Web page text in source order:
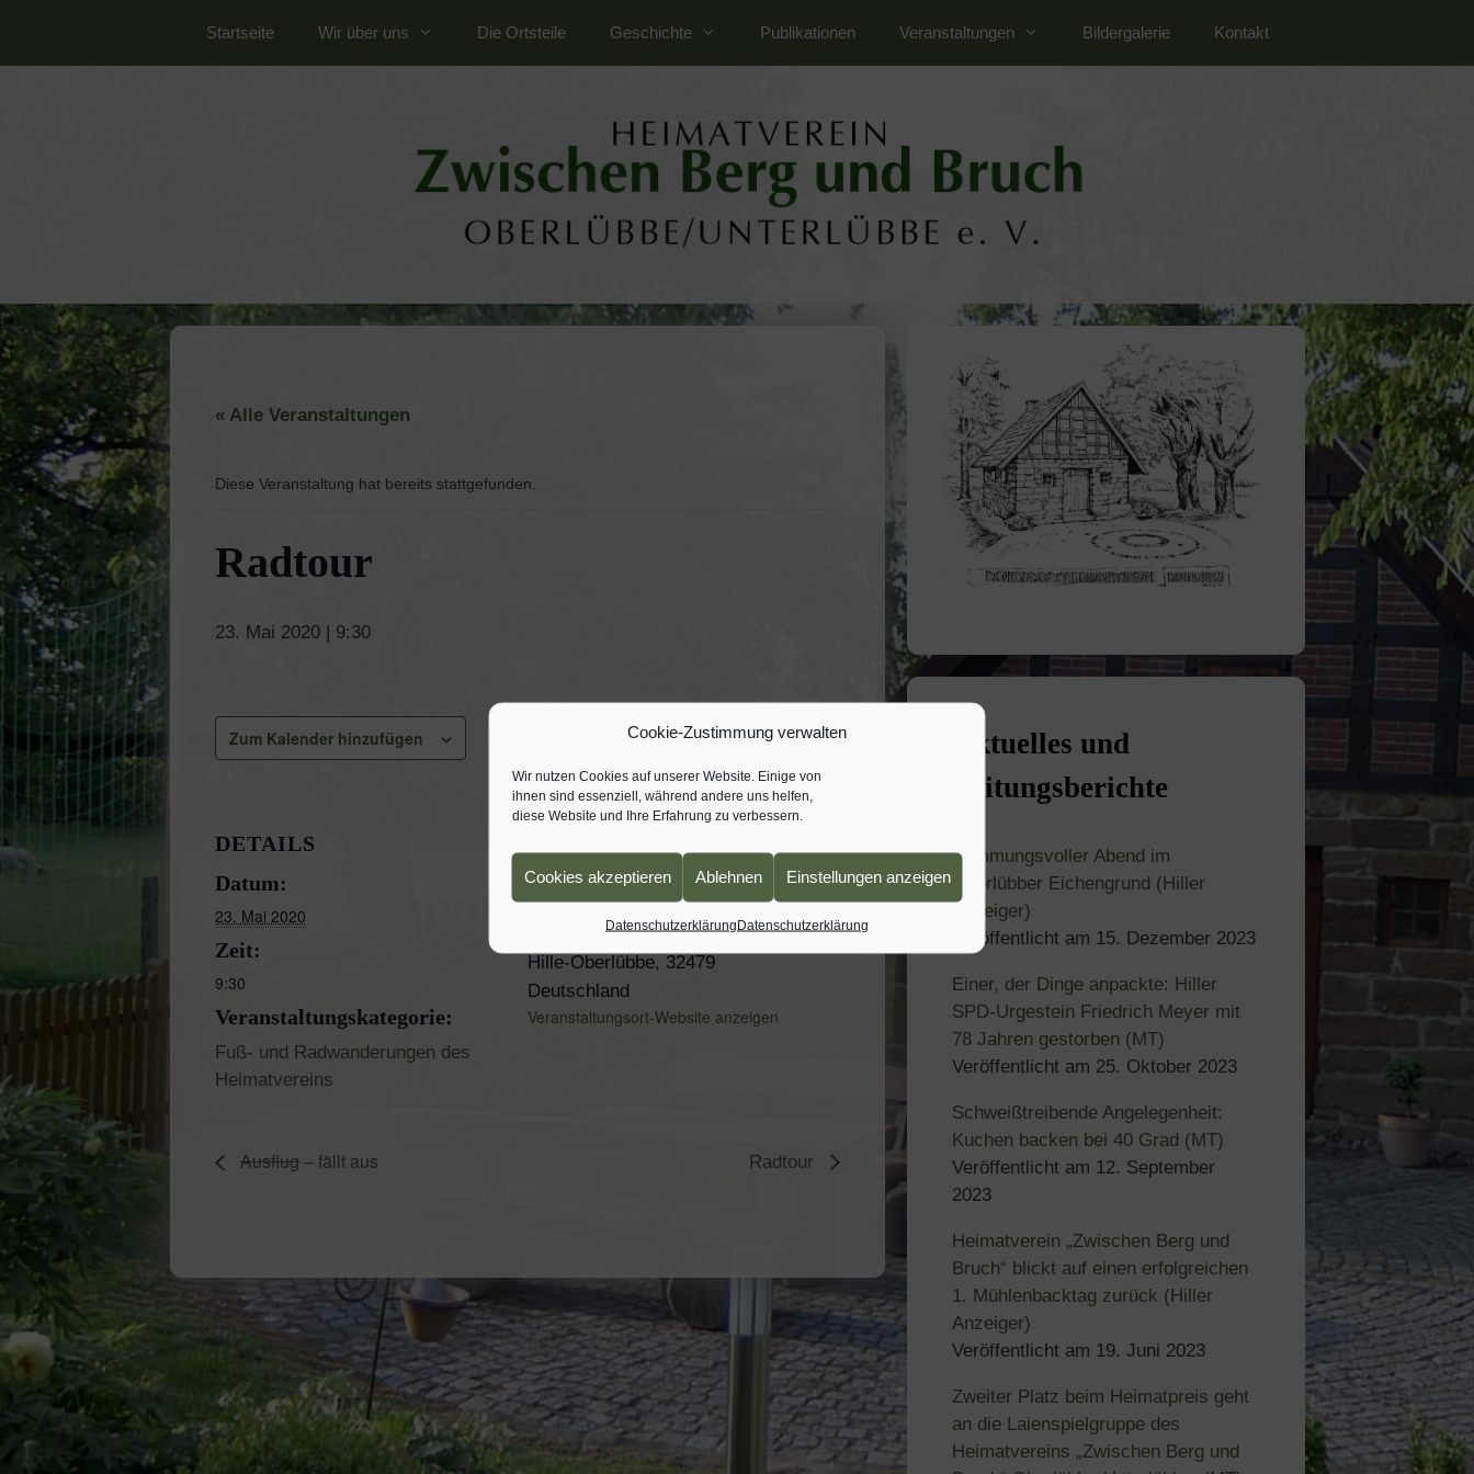
Cookie-Zustimmung verwalten
Wir nutzen Cookies auf unserer Website. Einige von
ihnen sind essenziell, während andere uns helfen,
diese Website und Ihre Erfahrung zu verbessern.
Cookies akzeptieren Ablehnen Einstellungen anzeigen
DatenschutzerklärungDatenschutzerklärung
Startseite Wir über uns Die Ortsteile Geschichte Publikationen Veranstaltungen Bildergalerie Kontakt
« Alle Veranstaltungen
Diese Veranstaltung hat bereits stattgefunden.
Radtour
23. Mai 2020 | 9:30
Zum Kalender hinzufügen
DETAILS
Datum:
23. Mai 2020
Zeit:
9:30
Veranstaltungskategorie:
Fuß- und Radwanderungen des
Heimatvereins
Gemeindehaus an der Kirche in
Oberlübbe
Korfskamp 4
Hille-Oberlübbe, 32479
Deutschland
Veranstaltungsort-Website anzeigen
Ausflug – fällt aus Radtour
Aktuelles und
Zeitungsberichte
Stimmungsvoller Abend im
Oberlübber Eichengrund (Hiller
Anzeiger)
Veröffentlicht am 15. Dezember 2023
Einer, der Dinge anpackte: Hiller
SPD-Urgestein Friedrich Meyer mit
78 Jahren gestorben (MT)
Veröffentlicht am 25. Oktober 2023
Schweißtreibende Angelegenheit:
Kuchen backen bei 40 Grad (MT)
Veröffentlicht am 12. September
2023
Heimatverein „Zwischen Berg und
Bruch“ blickt auf einen erfolgreichen
1. Mühlenbacktag zurück (Hiller
Anzeiger)
Veröffentlicht am 19. Juni 2023
Zweiter Platz beim Heimatpreis geht
an die Laienspielgruppe des
Heimatvereins „Zwischen Berg und